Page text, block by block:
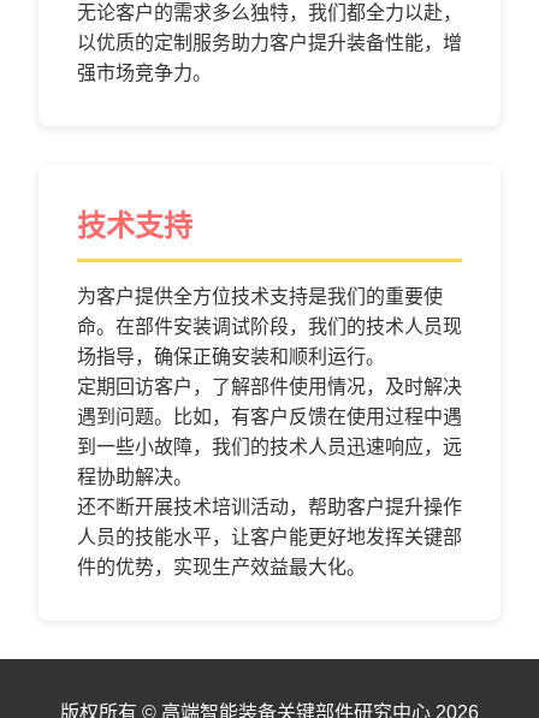
无论客户的需求多么独特，我们都全力以赴，
以优质的定制服务助力客户提升装备性能，增
强市场竞争力。
技术支持
为客户提供全方位技术支持是我们的重要使
命。在部件安装调试阶段，我们的技术人员现
场指导，确保正确安装和顺利运行。
定期回访客户，了解部件使用情况，及时解决
遇到问题。比如，有客户反馈在使用过程中遇
到一些小故障，我们的技术人员迅速响应，远
程协助解决。
还不断开展技术培训活动，帮助客户提升操作
人员的技能水平，让客户能更好地发挥关键部
件的优势，实现生产效益最大化。
版权所有 © 高端智能装备关键部件研究中心 2026